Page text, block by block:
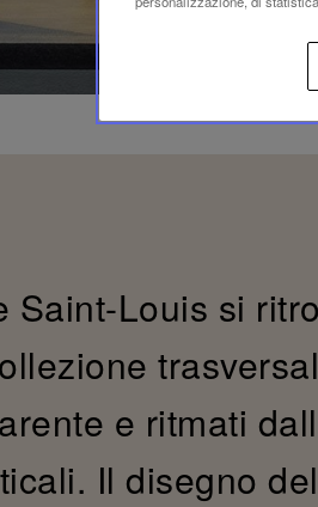
Saint-Louis si
e ritmati
Il disegno